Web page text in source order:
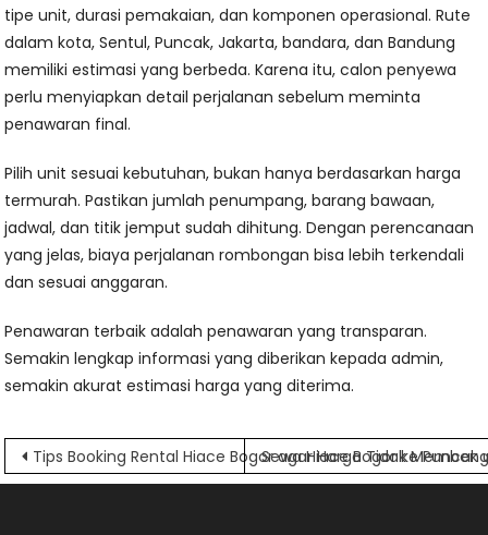
tipe unit, durasi pemakaian, dan komponen operasional. Rute
dalam kota, Sentul, Puncak, Jakarta, bandara, dan Bandung
memiliki estimasi yang berbeda. Karena itu, calon penyewa
perlu menyiapkan detail perjalanan sebelum meminta
penawaran final.
Pilih unit sesuai kebutuhan, bukan hanya berdasarkan harga
termurah. Pastikan jumlah penumpang, barang bawaan,
jadwal, dan titik jemput sudah dihitung. Dengan perencanaan
yang jelas, biaya perjalanan rombongan bisa lebih terkendali
dan sesuai anggaran.
Penawaran terbaik adalah penawaran yang transparan.
Semakin lengkap informasi yang diberikan kepada admin,
semakin akurat estimasi harga yang diterima.
Navigasi
Tips Booking Rental Hiace Bogor agar Harga Tidak
Sewa Hiace Bogor ke